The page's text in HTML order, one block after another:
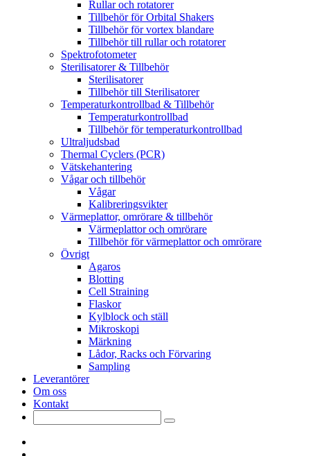
Rullar och rotatorer
Tillbehör för Orbital Shakers
Tillbehör för vortex blandare
Tillbehör till rullar och rotatorer
Spektrofotometer
Sterilisatorer & Tillbehör
Sterilisatorer
Tillbehör till Sterilisatorer
Temperaturkontrollbad & Tillbehör
Temperaturkontrollbad
Tillbehör för temperaturkontrollbad
Ultraljudsbad
Thermal Cyclers (PCR)
Vätskehantering
Vågar och tillbehör
Vågar
Kalibreringsvikter
Värmeplattor, omrörare & tillbehör
Värmeplattor och omrörare
Tillbehör för värmeplattor och omrörare
Övrigt
Agaros
Blotting
Cell Straining
Flaskor
Kylblock och ställ
Mikroskopi
Märkning
Lådor, Racks och Förvaring
Sampling
Leverantörer
Om oss
Kontakt